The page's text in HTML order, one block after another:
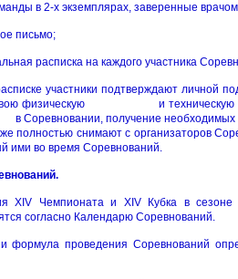
в 2-х экземплярах, заверенные
письмо;
расписка на каждого участника
участники подтверждают личной
свою физическую и техническую
получение необходимых
снимают с организаторов
ими во время Соревнований.
XIV Чемпионата и XIV Кубка в сезоне
согласно Календарю Соревнований.
и формула проведения Соревнований